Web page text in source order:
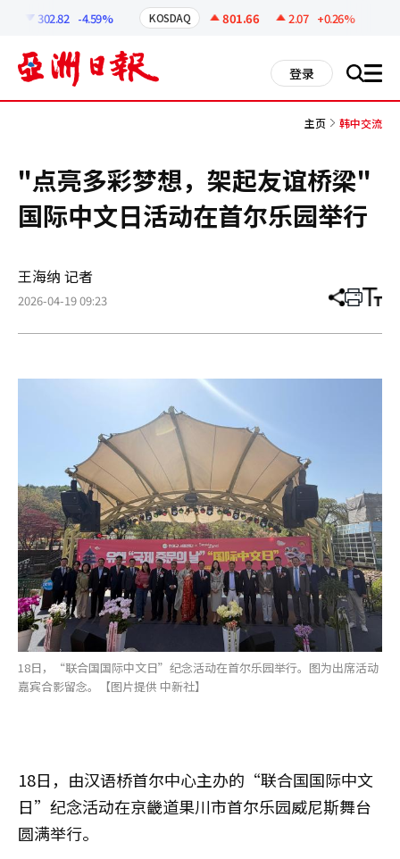
302.82 -4.59% KOSDAQ 801.66 2.07 +0.26%
登录 搜 all
主页 韩中交流
"点亮多彩梦想，架起友谊桥梁"
国际中文日活动在首尔乐园举行
王海纳 记者
2026-04-19 09:23 分
章
打 调
小
18日，“联合国国际中文日”纪念活动在首尔乐园举行。图为出席活动
嘉宾合影留念。【图片提供 中新社】
18日，由汉语桥首尔中心主办的“联合国国际中文
日”纪念活动在京畿道果川市首尔乐园威尼斯舞台
圆满举行。